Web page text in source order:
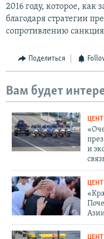
2016 году, которое, как
благодаря стратегии
сопротивлению
Поделиться
Вам будет
и